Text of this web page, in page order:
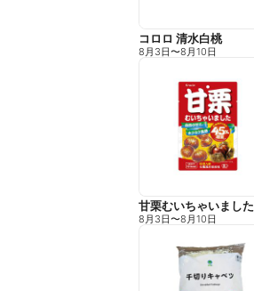
コロロ 清水白桃
8月3日〜8月10日
甘栗むいちゃいました
8月3日〜8月10日